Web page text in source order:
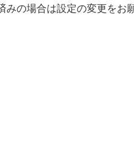
の場合は設定の変更をお